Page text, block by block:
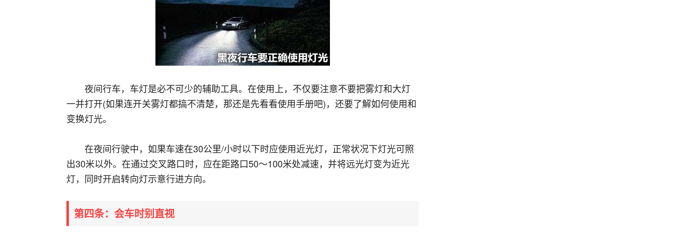
夜间行车，车灯是必不可少的辅助工具。在使用上，不仅要注意不要把雾灯和大灯
一并打开(如果连开关雾灯都搞不清楚，那还是先看看使用手册吧)，还要了解如何使用和
变换灯光。
在夜间行驶中，如果车速在30公里/小时以下时应使用近光灯，正常状况下灯光可照
出30米以外。在通过交叉路口时，应在距路口50～100米处减速，并将远光灯变为近光
灯，同时开启转向灯示意行进方向。
第四条：会车时别直视